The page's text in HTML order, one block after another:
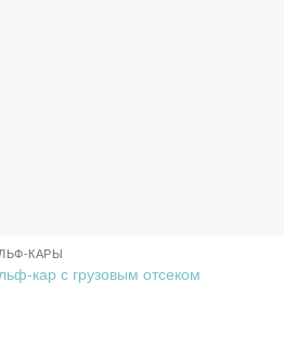
КАРЫ
кар с грузовым отсеком